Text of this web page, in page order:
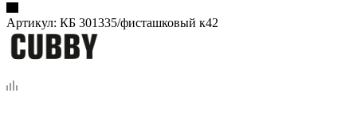
Артикул: КБ 301335/фисташковый к42